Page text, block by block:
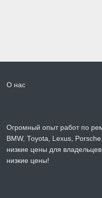
О нас
Огромный опыт работ по
BMW, Toyota, Lexus,
низкие цены для
низкие цены!